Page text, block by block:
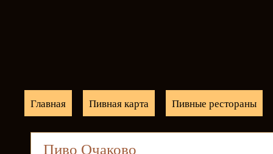
Главная Пивная карта Пивные рестораны
Пиво Очаково